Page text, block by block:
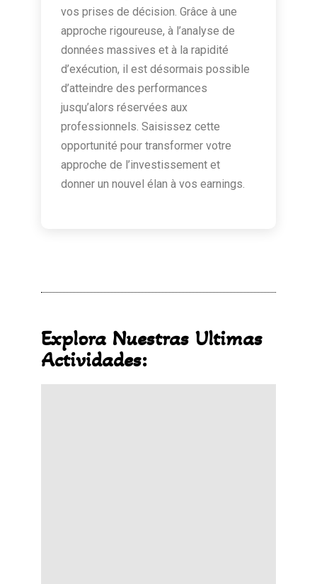
vos prises de décision. Grâce à une
approche rigoureuse, à l’analyse de
données massives et à la rapidité
d’exécution, il est désormais possible
d’atteindre des performances
jusqu’alors réservées aux
professionnels. Saisissez cette
opportunité pour transformer votre
approche de l’investissement et
donner un nouvel élan à vos earnings.
Explora Nuestras Ultimas
Actividades: